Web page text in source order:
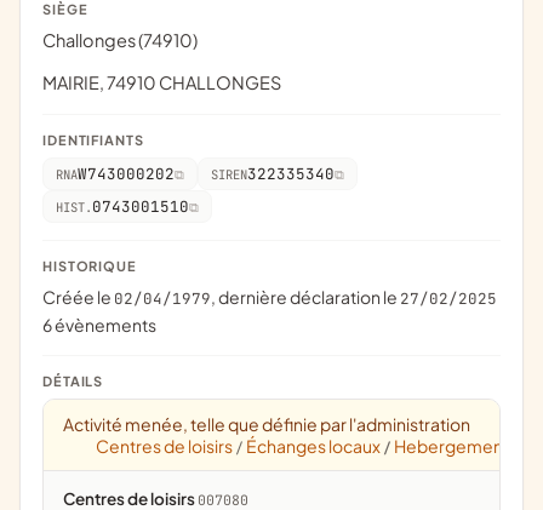
SIÈGE
Challonges (74910)
MAIRIE, 74910 CHALLONGES
IDENTIFIANTS
RNAW743000202 SIREN322335340
HIST. 0743001510
HISTORIQUE
Créée le 02/04/1979, dernière déclaration le 27/02/2025
6 évènements
DÉTAILS
Activité menée, telle que définie par l'administration
Centres de loisirs / Échanges locaux / Hebergement
Centres de loisirs 007080